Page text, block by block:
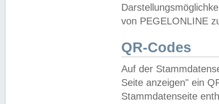
von PEGELONLINE
QR-Codes
Auf der
Seite anzeigen" ein
Stammdatenseite